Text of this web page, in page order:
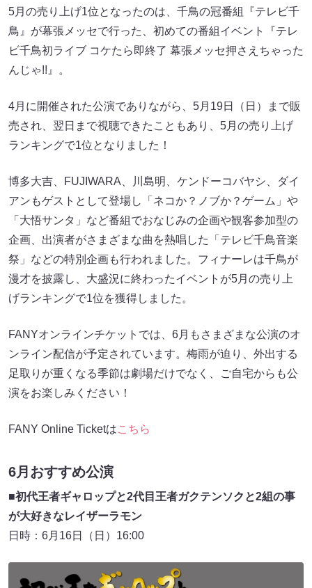
5月の売り上げ1位となったのは、千鳥の冠番組『テレビ千
鳥』が幕張メッセで行った、初めての番組イベント『テレ
ビ千鳥初ライブ コケたら即終了 幕張メッセ押さえちゃった
んじゃ!!』。
4月に開催された公演でありながら、5月19日（日）まで販
売され、翌日まで視聴できたこともあり、5月の売り上げ
ランキングで1位となりました！
博多大吉、FUJIWARA、川島明、ケンドーコバヤシ、ダイ
アンもゲストとして登場し「ネコか？ノブか？ゲーム」や
「大悟サンタ」など番組でおなじみの企画や観客参加型の
企画、出演者がさまざまな曲を熱唱した「テレビ千鳥音楽
祭」などの特別企画も行われました。フィナーレは千鳥が
漫才を披露し、大盛況に終わったイベントが5月の売り上
げランキングで1位を獲得しました。
FANYオンラインチケットでは、6月もさまざまな公演のオ
ンライン配信が予定されています。梅雨が迫り、外出する
足取りが重くなる季節は劇場だけでなく、ご自宅からも公
演をお楽しみください！
FANY Online Ticketはこちら
6月おすすめ公演
■初代王者ギャロップと2代目王者ガクテンソクと2組の事
が大好きなレイザーラモン
日時：6月16日（日）16:00